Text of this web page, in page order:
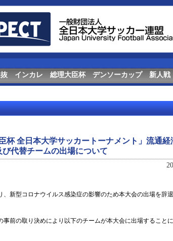
インカレ 総理大臣杯 デンソーカップ 新人戦
杯 全日本大学サッカートーナメント」流通経
代替チームの出場について
、新型コロナウイルス感染症の影響のため本大会の出場を辞
前の取り決めにより以下のチームが本大会に出場すること